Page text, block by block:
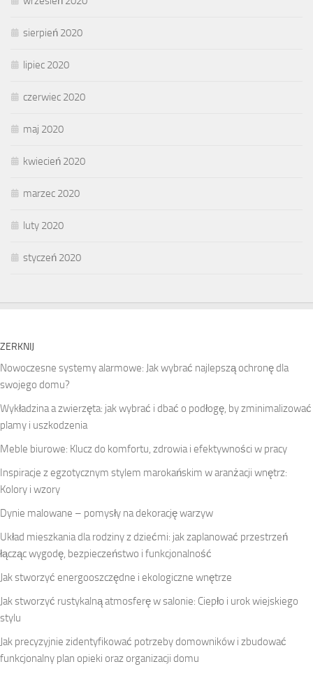
sierpień 2020
lipiec 2020
czerwiec 2020
maj 2020
kwiecień 2020
marzec 2020
luty 2020
styczeń 2020
ZERKNIJ
Nowoczesne systemy alarmowe: Jak wybrać najlepszą ochronę dla
swojego domu?
Wykładzina a zwierzęta: jak wybrać i dbać o podłogę, by zminimalizować
plamy i uszkodzenia
Meble biurowe: Klucz do komfortu, zdrowia i efektywności w pracy
Inspiracje z egzotycznym stylem marokańskim w aranżacji wnętrz:
Kolory i wzory
Dynie malowane – pomysły na dekorację warzyw
Układ mieszkania dla rodziny z dziećmi: jak zaplanować przestrzeń
łącząc wygodę, bezpieczeństwo i funkcjonalność
Jak stworzyć energooszczędne i ekologiczne wnętrze
Jak stworzyć rustykalną atmosferę w salonie: Ciepło i urok wiejskiego
stylu
Jak precyzyjnie zidentyfikować potrzeby domowników i zbudować
funkcjonalny plan opieki oraz organizacji domu